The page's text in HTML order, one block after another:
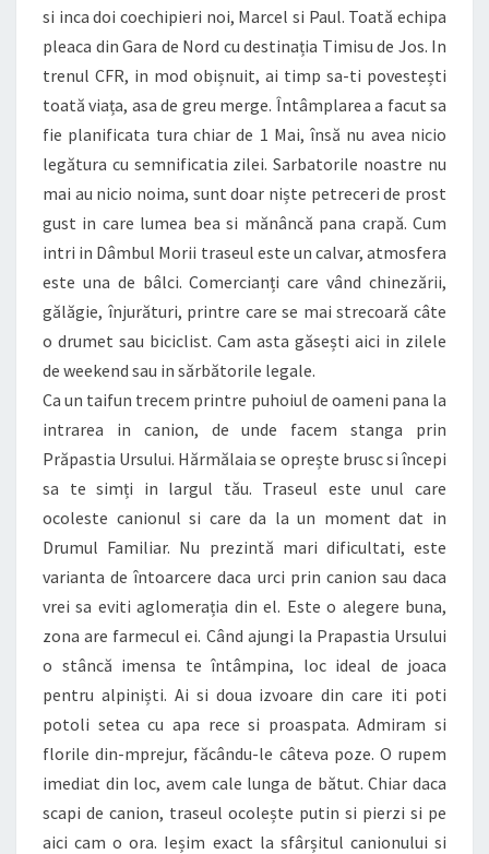
si inca doi coechipieri noi, Marcel si Paul. Toată echipa
pleaca din Gara de Nord cu destinația Timisu de Jos. In
trenul CFR, in mod obișnuit, ai timp sa-ti povestești
toată viața, asa de greu merge. Întâmplarea a facut sa
fie planificata tura chiar de 1 Mai, însă nu avea nicio
legătura cu semnificatia zilei. Sarbatorile noastre nu
mai au nicio noima, sunt doar niște petreceri de prost
gust in care lumea bea si mănâncă pana crapă. Cum
intri in Dâmbul Morii traseul este un calvar, atmosfera
este una de bâlci. Comercianți care vând chinezării,
gălăgie, înjurături, printre care se mai strecoară câte
o drumet sau biciclist. Cam asta găsești aici in zilele
de weekend sau in sărbătorile legale.
Ca un taifun trecem printre puhoiul de oameni pana la
intrarea in canion, de unde facem stanga prin
Prăpastia Ursului. Hărmălaia se oprește brusc si începi
sa te simți in largul tău. Traseul este unul care
ocoleste canionul si care da la un moment dat in
Drumul Familiar. Nu prezintă mari dificultati, este
varianta de întoarcere daca urci prin canion sau daca
vrei sa eviti aglomerația din el. Este o alegere buna,
zona are farmecul ei. Când ajungi la Prapastia Ursului
o stâncă imensa te întâmpina, loc ideal de joaca
pentru alpiniști. Ai si doua izvoare din care iti poti
potoli setea cu apa rece si proaspata. Admiram si
florile din-mprejur, făcându-le câteva poze. O rupem
imediat din loc, avem cale lunga de bătut. Chiar daca
scapi de canion, traseul ocolește putin si pierzi si pe
aici cam o ora. Ieșim exact la sfârșitul canionului si